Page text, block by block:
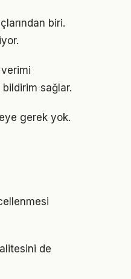
biri.
sağlar.
gerek yok.
de